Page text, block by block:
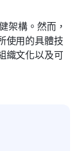
架構。然而，
使用的具體技
織文化以及可